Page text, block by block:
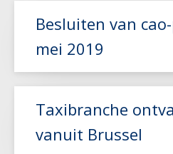
Besluiten van
mei 2019
Taxibranche
vanuit Brussel